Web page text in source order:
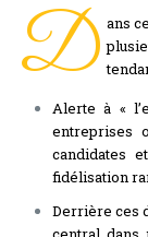
D ans
Alerte à «
entreprises
candidates
fidélisation
Derrière ces